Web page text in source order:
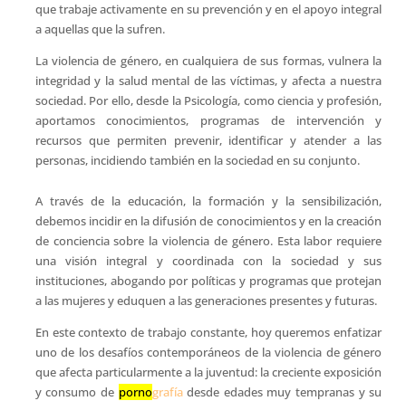
que trabaje activamente en su prevención y en el apoyo integral
a aquellas que la sufren.
La violencia de género, en cualquiera de sus formas, vulnera la
integridad y la salud mental de las víctimas, y afecta a nuestra
sociedad. Por ello, desde la Psicología, como ciencia y profesión,
aportamos conocimientos, programas de intervención y
recursos que permiten prevenir, identificar y atender a las
personas, incidiendo también en la sociedad en su conjunto.
A través de la educación, la formación y la sensibilización,
debemos incidir en la difusión de conocimientos y en la creación
de conciencia sobre la violencia de género. Esta labor requiere
una visión integral y coordinada con la sociedad y sus
instituciones, abogando por políticas y programas que protejan
a las mujeres y eduquen a las generaciones presentes y futuras.
En este contexto de trabajo constante, hoy queremos enfatizar
uno de los desafíos contemporáneos de la violencia de género
que afecta particularmente a la juventud: la creciente exposición
y consumo de pornografíadesde edades muy tempranas y su